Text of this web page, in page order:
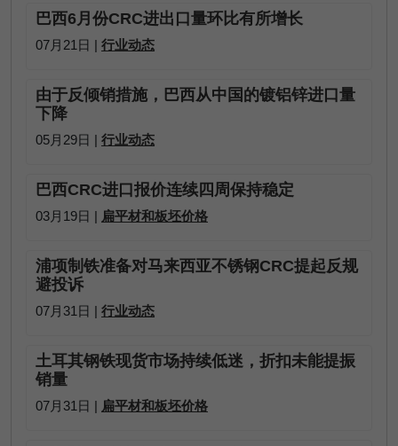
巴西6月份CRC进出口量环比有所增长
07月21日 | 行业动态
由于反倾销措施，巴西从中国的镀铝锌进口量
下降
05月29日 | 行业动态
巴西CRC进口报价连续四周保持稳定
03月19日 | 扁平材和板坯价格
浦项制铁准备对马来西亚不锈钢CRC提起反规
避投诉
07月31日 | 行业动态
土耳其钢铁现货市场持续低迷，折扣未能提振
销量
07月31日 | 扁平材和板坯价格